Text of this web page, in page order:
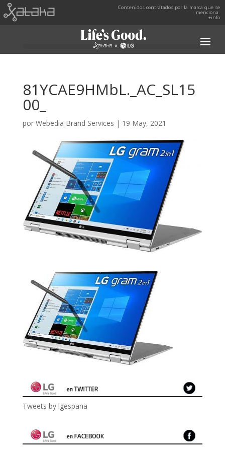
Contenidos contratados por la marca que se
menciona.
+info
81YCAE9HMbL._AC_SL15
00_
por Webedia Brand Services | 19 May, 2021
Tweets by lgespana